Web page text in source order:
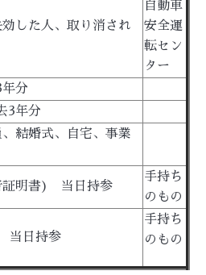
した人、取り消され
自動車
安全運
転セン
ター
分
3年分
結婚式、自宅、事業
証明書) 当日持参
手持ち
のもの
当日持参
手持ち
のもの